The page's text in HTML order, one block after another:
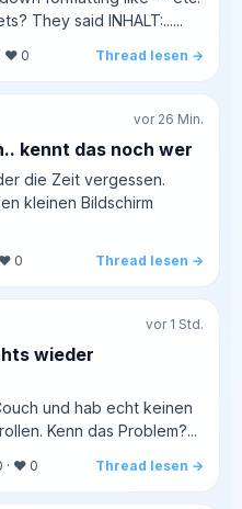
They said INHALT:......
❤️ 0 Thread lesen →
vor 26 Min.
kennt das noch wer
die Zeit vergessen.
kleinen Bildschirm
❤️ 0 Thread lesen →
vor 1 Std.
wieder
und hab echt keinen
Kenn das Problem?...
· ❤️ 0 Thread lesen →